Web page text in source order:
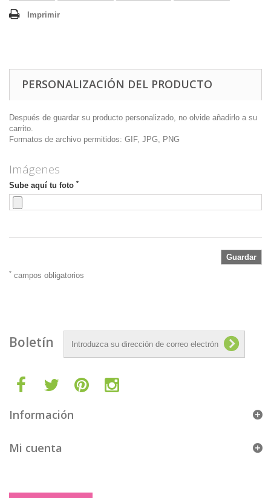
Imprimir
PERSONALIZACIÓN DEL PRODUCTO
Después de guardar su producto personalizado, no olvide añadirlo a su
carrito.
Formatos de archivo permitidos: GIF, JPG, PNG
Imágenes
Sube aquí tu foto *
Guardar
* campos obligatorios
Boletín
Información
Mi cuenta